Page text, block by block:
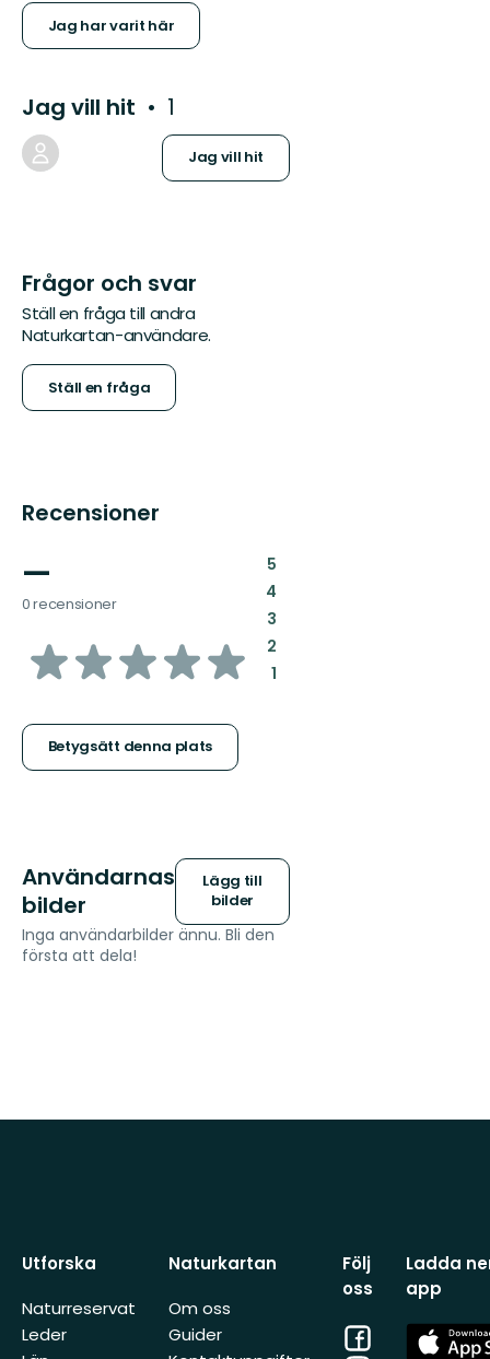
Jag har varit här
Jag vill hit 1
Jag vill hit
Frågor och svar
Ställ en fråga till andra
Naturkartan-användare.
Ställ en fråga
Recensioner
—
0 recensioner
av
stjärnor
Betygsätt denna plats
5:
4:
3:
2:
1:
Användarnas
bilder
Lägg till
bilder
Inga användarbilder ännu. Bli den
första att dela!
Utforska
Naturreservat
Leder
Naturkartan
Om oss
Guider
Följ
oss
Facebook
Ladda
app
App